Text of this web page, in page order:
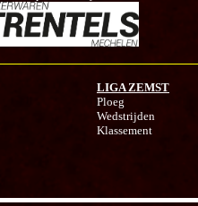
LIGA ZEMST
Ploeg
Wedstrijden
Klassement